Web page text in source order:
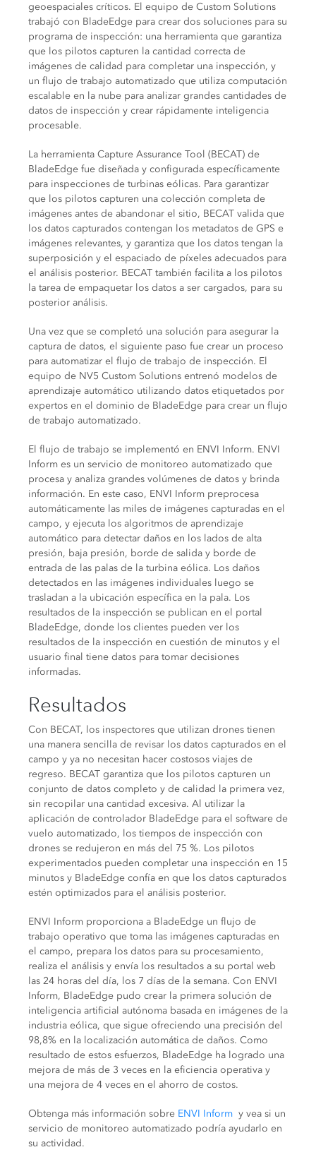
geoespaciales críticos. El equipo de Custom Solutions
trabajó con BladeEdge para crear dos soluciones para su
programa de inspección: una herramienta que garantiza
que los pilotos capturen la cantidad correcta de
imágenes de calidad para completar una inspección, y
un flujo de trabajo automatizado que utiliza computación
escalable en la nube para analizar grandes cantidades de
datos de inspección y crear rápidamente inteligencia
procesable.
La herramienta Capture Assurance Tool (BECAT) de
BladeEdge fue diseñada y configurada específicamente
para inspecciones de turbinas eólicas. Para garantizar
que los pilotos capturen una colección completa de
imágenes antes de abandonar el sitio, BECAT valida que
los datos capturados contengan los metadatos de GPS e
imágenes relevantes, y garantiza que los datos tengan la
superposición y el espaciado de píxeles adecuados para
el análisis posterior. BECAT también facilita a los pilotos
la tarea de empaquetar los datos a ser cargados, para su
posterior análisis.
Una vez que se completó una solución para asegurar la
captura de datos, el siguiente paso fue crear un proceso
para automatizar el flujo de trabajo de inspección. El
equipo de NV5 Custom Solutions entrenó modelos de
aprendizaje automático utilizando datos etiquetados por
expertos en el dominio de BladeEdge para crear un flujo
de trabajo automatizado.
El flujo de trabajo se implementó en ENVI Inform. ENVI
Inform es un servicio de monitoreo automatizado que
procesa y analiza grandes volúmenes de datos y brinda
información. En este caso, ENVI Inform preprocesa
automáticamente las miles de imágenes capturadas en el
campo, y ejecuta los algoritmos de aprendizaje
automático para detectar daños en los lados de alta
presión, baja presión, borde de salida y borde de
entrada de las palas de la turbina eólica. Los daños
detectados en las imágenes individuales luego se
trasladan a la ubicación específica en la pala. Los
resultados de la inspección se publican en el portal
BladeEdge, donde los clientes pueden ver los
resultados de la inspección en cuestión de minutos y el
usuario final tiene datos para tomar decisiones
informadas.
Resultados
Con BECAT, los inspectores que utilizan drones tienen
una manera sencilla de revisar los datos capturados en el
campo y ya no necesitan hacer costosos viajes de
regreso. BECAT garantiza que los pilotos capturen un
conjunto de datos completo y de calidad la primera vez,
sin recopilar una cantidad excesiva. Al utilizar la
aplicación de controlador BladeEdge para el software de
vuelo automatizado, los tiempos de inspección con
drones se redujeron en más del 75 %. Los pilotos
experimentados pueden completar una inspección en 15
minutos y BladeEdge confía en que los datos capturados
estén optimizados para el análisis posterior.
ENVI Inform proporciona a BladeEdge un flujo de
trabajo operativo que toma las imágenes capturadas en
el campo, prepara los datos para su procesamiento,
realiza el análisis y envía los resultados a su portal web
las 24 horas del día, los 7 días de la semana. Con ENVI
Inform, BladeEdge pudo crear la primera solución de
inteligencia artificial autónoma basada en imágenes de la
industria eólica, que sigue ofreciendo una precisión del
98,8% en la localización automática de daños. Como
resultado de estos esfuerzos, BladeEdge ha logrado una
mejora de más de 3 veces en la eficiencia operativa y
una mejora de 4 veces en el ahorro de costos.
Obtenga más información sobre ENVI Inform y vea si un
servicio de monitoreo automatizado podría ayudarlo en
su actividad.